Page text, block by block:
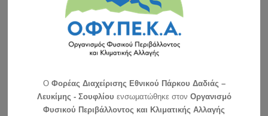
το Κέντρο …συνέχεια »
Ανακοίνωση για τη λειτουργία του ΚΕ την Πρωτοχρονιά
συνέχεια »
Πρωτοχρονιάς
συνέχεια »
O Φορέας Διαχείρισης Εθνικού Πάρκου Δαδιάς –
Λευκίμης - Σουφλίου ενσωματώθηκε στον Οργανισμό
Φυσικού Περιβάλλοντος και Κλιματικής Αλλαγής